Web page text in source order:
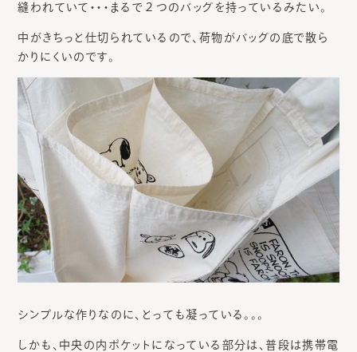
縫われていて・・・まるで２つのバッグを持っているみたい。
中がきちっと仕切られているので、荷物がバッグの底で散ら
かりにくいのです。
シンプルな作りなのに、とっても凝っている。。。
しかも、中央の内ポケットになっている部分は、普段は携帯電